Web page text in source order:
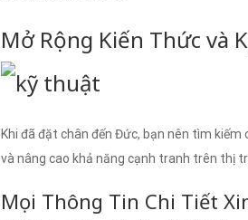
Mở Rộng Kiến Thức và
Khi đã đặt chân đến Đức, bạn nên tìm
và nâng cao khả năng cạnh tranh trên thị
Mọi Thông Tin Chi Tiết